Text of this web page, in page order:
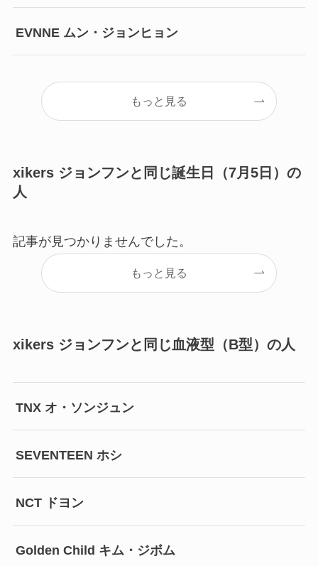
EVNNE ムン・ジョンヒョン
もっと見る
xikers ジョンフンと同じ誕生日（7月5日）の
人
記事が見つかりませんでした。
もっと見る
xikers ジョンフンと同じ血液型（B型）の人
TNX オ・ソンジュン
SEVENTEEN ホシ
NCT ドヨン
Golden Child キム・ジボム